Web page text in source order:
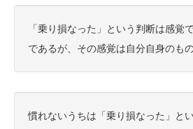
「乗り損なった」という判断は感覚
であるが、その感覚は自分自身のもの
慣れないうちは「乗り損なった」と